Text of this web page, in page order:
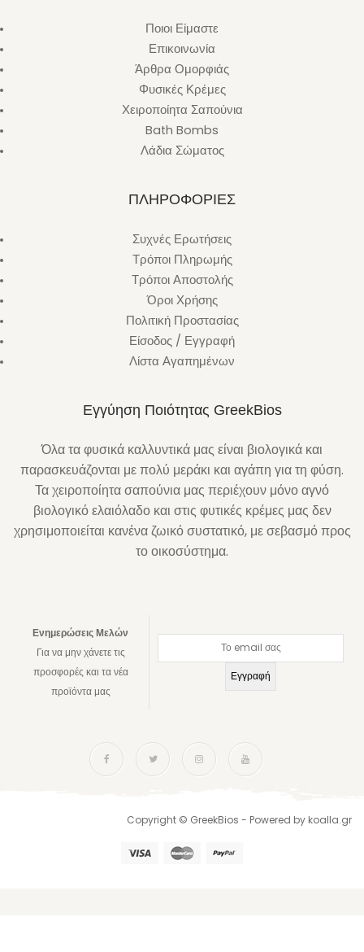
Ποιοι Είμαστε
Επικοινωνία
Άρθρα Ομορφιάς
Φυσικές Κρέμες
Χειροποίητα Σαπούνια
Bath Bombs
Λάδια Σώματος
ΠΛΗΡΟΦΟΡΙΕΣ
Συχνές Ερωτήσεις
Τρόποι Πληρωμής
Τρόποι Αποστολής
Όροι Χρήσης
Πολιτική Προστασίας
Είσοδος / Εγγραφή
Λίστα Αγαπημένων
Εγγύηση Ποιότητας GreekBios
Όλα τα φυσικά καλλυντικά μας είναι βιολογικά και
παρασκευάζονται με πολύ μεράκι και αγάπη για τη φύση.
Τα χειροποίητα σαπούνια μας περιέχουν μόνο αγνό
βιολογικό ελαιόλαδο και στις φυτικές κρέμες μας δεν
χρησιμοποιείται κανένα ζωικό συστατικό, με σεβασμό προς
το οικοσύστημα.
Ενημερώσεις Μελών
Για να μην χάνετε τις
προσφορές και τα νέα
προϊόντα μας
Copyright © GreekBios - Powered by koalla.gr